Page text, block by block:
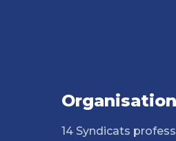
Organisation
14 Syndicats